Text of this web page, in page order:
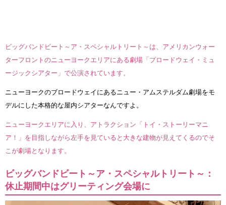
ビッグバンドビート～ア・スペシャルトリート～は、アメリカンウォー
ターフロントのニューヨークエリアにある劇場「ブロードウェイ・ミュ
ージックシアター」で公演されています。
ニューヨークのブロードウェイにあるニュー・アムステルダム劇場をモ
デルにした本格的な屋内シアターなんですよ。
ニューヨークエリアに入り、アトラクション「トイ・ストーリーマニ
ア！」を目指しながら左手を見ていると大きな建物が見えてくるのでそ
こが劇場となります。
ビッグバンドビート～ア・スペシャルトリート～：
休止期間中はグリーティング会場に